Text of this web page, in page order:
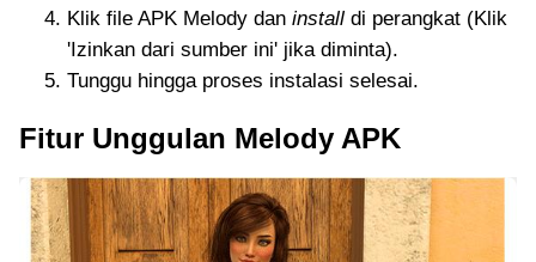
Klik file APK Melody dan install di perangkat (Klik
'Izinkan dari sumber ini' jika diminta).
Tunggu hingga proses instalasi selesai.
Fitur Unggulan Melody APK